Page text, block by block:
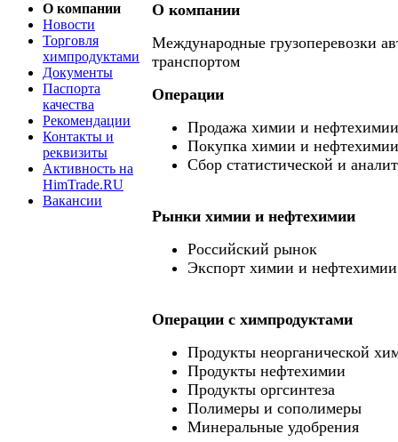
О компании
Новости
Торговля
химпродуктами
Документы
Паспорта
качества
Рекомендации
Контакты и
реквизиты
Активность на
HimTrade.RU
Вакансии
О компании
Международные грузоперевозки
транспортом
Операции
Продажа химии и нефтехимии
Покупка химии и нефтехимии
Сбор статистической и
Рынки химии и нефтехимии
Российский рынок
Экспорт химии и нефтехимии
Операции c химпродуктами
Продукты неорганической
Продукты нефтехимии
Продукты оргсинтеза
Полимеры и сополимеры
Минеральные удобрения